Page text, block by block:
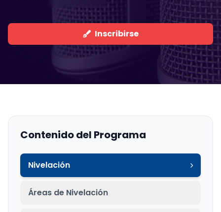
Inscribirse
Contenido del Programa
Nivelación
Áreas de Nivelación